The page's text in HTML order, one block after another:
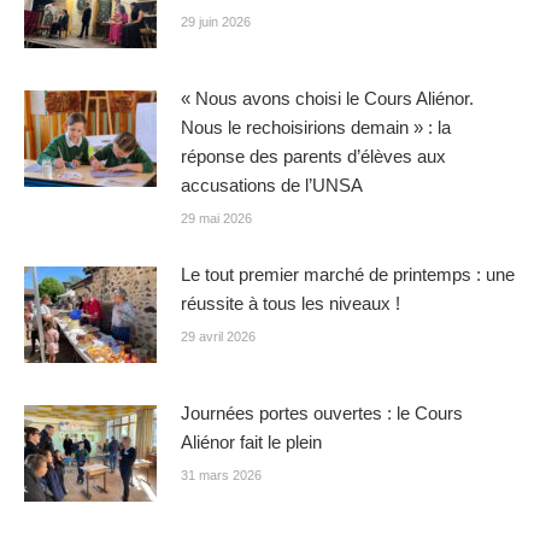
29 juin 2026
« Nous avons choisi le Cours Aliénor.
Nous le rechoisirions demain » : la
réponse des parents d’élèves aux
accusations de l’UNSA
29 mai 2026
Le tout premier marché de printemps : une
réussite à tous les niveaux !
29 avril 2026
Journées portes ouvertes : le Cours
Aliénor fait le plein
31 mars 2026